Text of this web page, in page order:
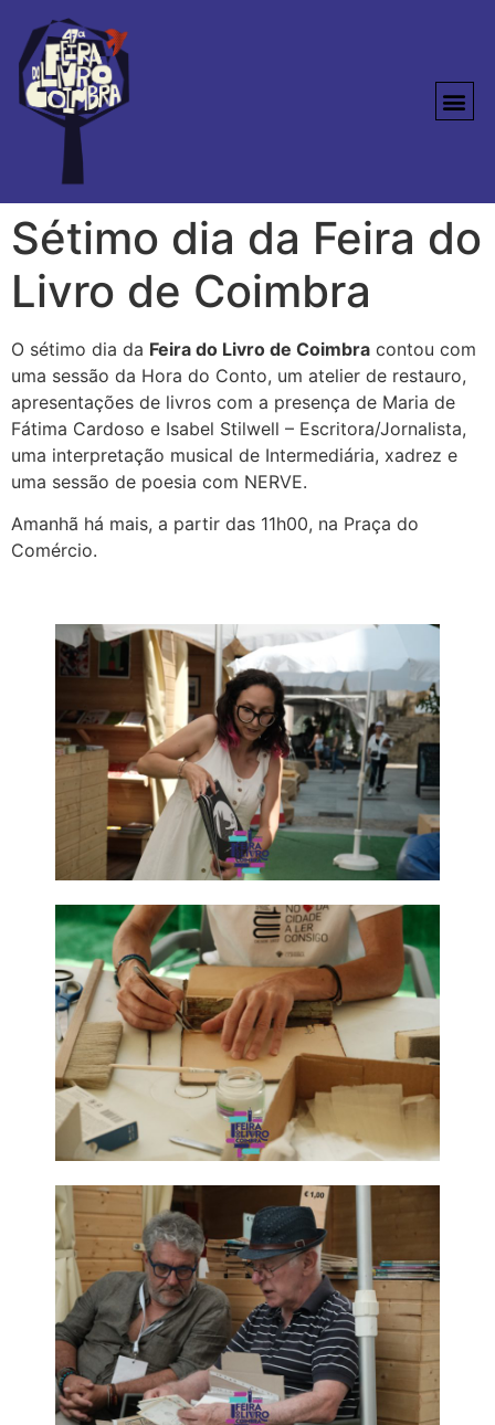
Sétimo dia da Feira do
Livro de Coimbra
O sétimo dia da Feira do Livro de Coimbra contou com
uma sessão da Hora do Conto, um atelier de restauro,
apresentações de livros com a presença de Maria de
Fátima Cardoso e Isabel Stilwell – Escritora/Jornalista,
uma interpretação musical de Intermediária, xadrez e
uma sessão de poesia com NERVE.
Amanhã há mais, a partir das 11h00, na Praça do
Comércio.